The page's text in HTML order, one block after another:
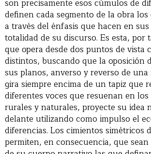
son precisamente esos cúmulos de
definen cada segmento de la obra
a través del énfasis que hacen en
totalidad de su discurso. Es esta, por
que opera desde dos puntos de vista
distintos, buscando que la oposición
sus planos, anverso y reverso de
gira siempre encima de un tapiz que
diferentes voces que resuenan en
rurales y naturales, proyecte su idea
delante utilizando como impulso el
diferencias. Los cimientos simétricos
permiten, en consecuencia, que